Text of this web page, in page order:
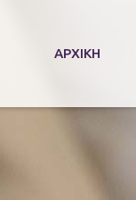
ΑΡΧΙΚΉ